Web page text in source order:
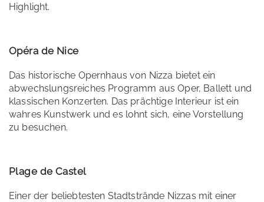
Highlight.
Opéra de Nice
Das historische Opernhaus von Nizza bietet ein
abwechslungsreiches Programm aus Oper, Ballett und
klassischen Konzerten. Das prächtige Interieur ist ein
wahres Kunstwerk und es lohnt sich, eine Vorstellung
zu besuchen.
Plage de Castel
Einer der beliebtesten Stadtstrände Nizzas mit einer